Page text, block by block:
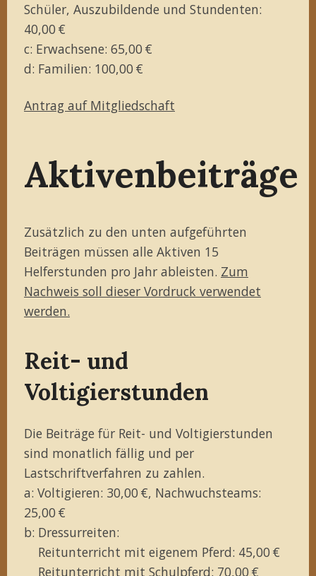
Schüler, Auszubildende und Stundenten:
40,00 €
c: Erwachsene: 65,00 €
d: Familien: 100,00 €
Antrag auf Mitgliedschaft
Aktivenbeiträge
Zusätzlich zu den unten aufgeführten
Beiträgen müssen alle Aktiven 15
Helferstunden pro Jahr ableisten. Zum
Nachweis soll dieser Vordruck verwendet
werden.
Reit- und
Voltigierstunden
Die Beiträge für Reit- und Voltigierstunden
sind monatlich fällig und per
Lastschriftverfahren zu zahlen.
a: Voltigieren: 30,00 €, Nachwuchsteams:
25,00 €
b: Dressurreiten:
Reitunterricht mit eigenem Pferd: 45,00 €
Reitunterricht mit Schulpferd: 70,00 €